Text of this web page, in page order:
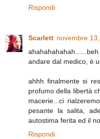
Rispondi
Scarlett novembre
andare dal medico, è
ahhh finalmente si
profumo della libertà
macerie...ci
pesante la salita,
autostima ferita ed il
Rispondi